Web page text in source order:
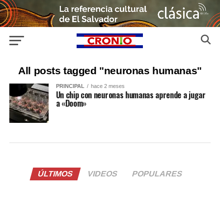
All posts tagged "neuronas humanas"
PRINCIPAL hace 2 meses
Un chip con neuronas humanas aprende a jugar
a «Doom»
ÚLTIMOS VIDEOS POPULARES